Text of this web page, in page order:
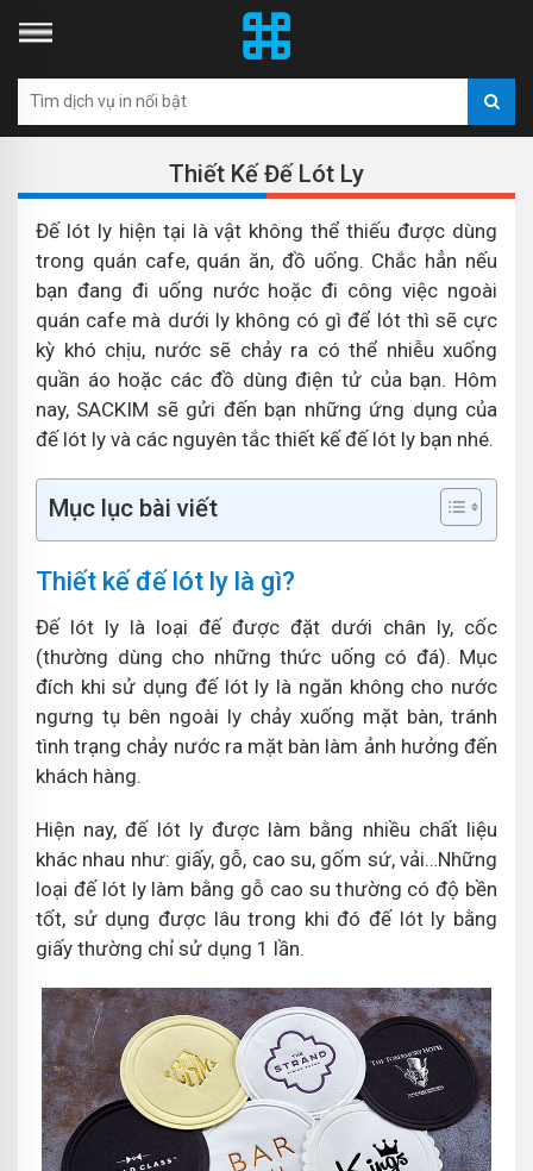
Thiết Kế Đế Lót Ly
Đế lót ly hiện tại là vật không thể thiếu được dùng
trong quán cafe, quán ăn, đồ uống. Chắc hẳn nếu
bạn đang đi uống nước hoặc đi công việc ngoài
quán cafe mà dưới ly không có gì để lót thì sẽ cực
kỳ khó chịu, nước sẽ chảy ra có thể nhiễu xuống
quần áo hoặc các đồ dùng điện tử của bạn. Hôm
nay, SACKIM sẽ gửi đến bạn những ứng dụng của
đế lót ly và các nguyên tắc thiết kế đế lót ly bạn nhé.
Mục lục bài viết
Thiết kế đế lót ly là gì?
Đế lót ly là loại đế được đặt dưới chân ly, cốc
(thường dùng cho những thức uống có đá). Mục
đích khi sử dụng đế lót ly là ngăn không cho nước
ngưng tụ bên ngoài ly chảy xuống mặt bàn, tránh
tình trạng chảy nước ra mặt bàn làm ảnh hưởng đến
khách hàng.
Hiện nay, đế lót ly được làm bằng nhiều chất liệu
khác nhau như: giấy, gỗ, cao su, gốm sứ, vải…Những
loại đế lót ly làm bằng gỗ cao su thường có độ bền
tốt, sử dụng được lâu trong khi đó đế lót ly bằng
giấy thường chỉ sử dụng 1 lần.